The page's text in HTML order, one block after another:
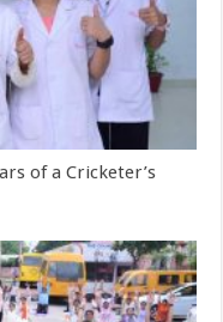
of a Cricketer’s